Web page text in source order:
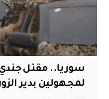
سوريا.. مقتل
لمجهولين بدير